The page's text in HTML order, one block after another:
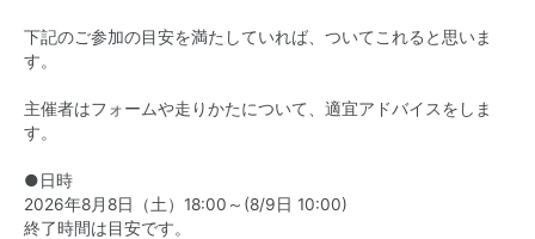
下記のご参加の目安を満たしていれば、ついてこれると思いま
す。
主催者はフォームや走りかたについて、適宜アドバイスをしま
す。
●日時
2026年8月8日（土）18:00～(8/9日 10:00)
終了時間は目安です。